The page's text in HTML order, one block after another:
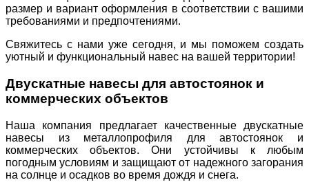
размер и вариант оформления в соответствии с вашими
требованиями и предпочтениями.
Свяжитесь с нами уже сегодня, и мы поможем создать
уютный и функциональный навес на вашей территории!
Двускатные навесы для автостоянок и
коммерческих объектов
Наша компания предлагает качественные двускатные
навесы из металлопрофиля для автостоянок и
коммерческих объектов. Они устойчивы к любым
погодным условиям и защищают от надежного загорания
на солнце и осадков во время дождя и снега.